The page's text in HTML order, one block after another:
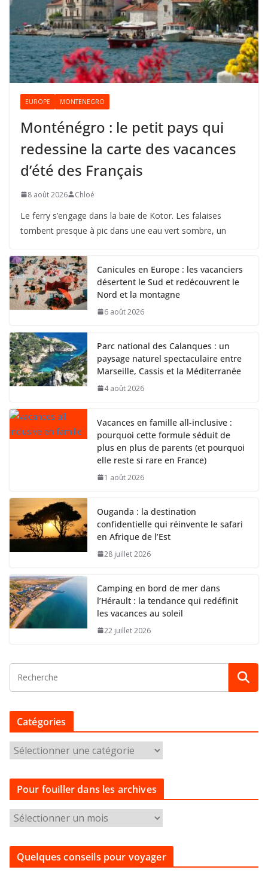
EUROPE MONTENEGRO
Monténégro : le petit pays qui
redessine la carte des vacances
d’été des Français
8 août 2026 Chloé
Le ferry s’engage dans la baie de Kotor. Les falaises
tombent presque à pic dans une eau vert sombre, un
Canicules en Europe : les vacanciers
désertent le Sud et redécouvrent le
Nord et la montagne
6 août 2026
Parc national des Calanques : un
paysage naturel spectaculaire entre
Marseille, Cassis et la Méditerranée
4 août 2026
Vacances en famille all-inclusive :
pourquoi cette formule séduit de
plus en plus de parents (et pourquoi
elle reste si rare en France)
1 août 2026
Ouganda : la destination
confidentielle qui réinvente le safari
en Afrique de l’Est
28 juillet 2026
Camping en bord de mer dans
l’Hérault : la tendance qui redéfinit
les vacances au soleil
22 juillet 2026
Catégories
a
t
g
e
Pour fouiller dans les archives
o
u
Quelques conseils pour voyager